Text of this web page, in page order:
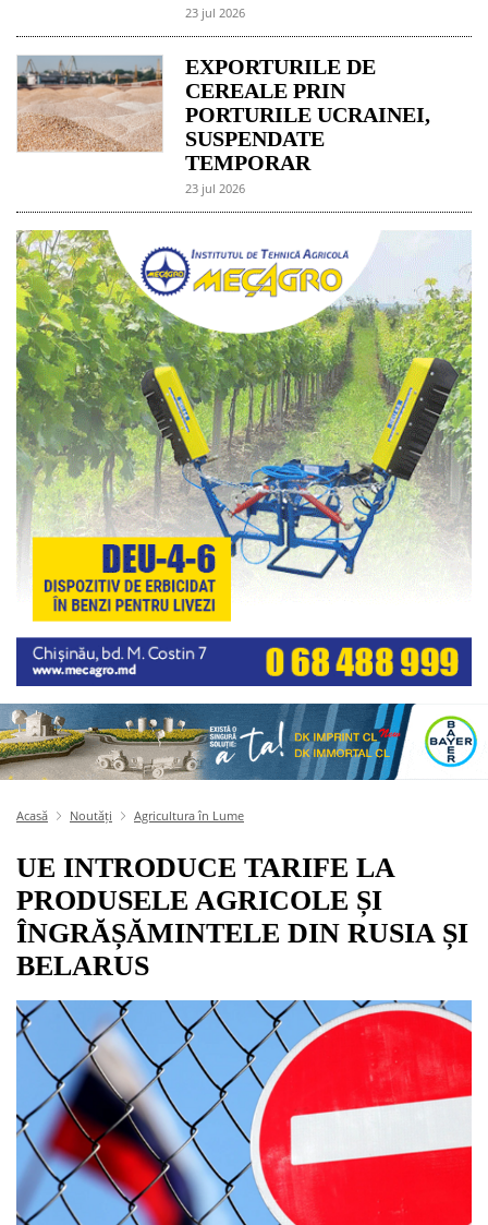
23 jul 2026
EXPORTURILE DE
CEREALE PRIN
PORTURILE UCRAINEI,
SUSPENDATE
TEMPORAR
23 jul 2026
Acasă Noutăți Agricultura în Lume
UE INTRODUCE TARIFE LA
PRODUSELE AGRICOLE ȘI
ÎNGRĂȘĂMINTELE DIN RUSIA ȘI
BELARUS